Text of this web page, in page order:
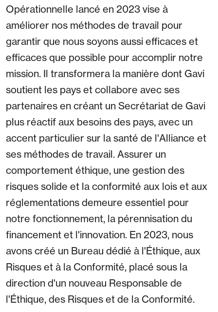
Opérationnelle lancé en 2023 vise à
améliorer nos méthodes de travail pour
garantir que nous soyons aussi efficaces et
efficaces que possible pour accomplir notre
mission. Il transformera la manière dont Gavi
soutient les pays et collabore avec ses
partenaires en créant un Secrétariat de Gavi
plus réactif aux besoins des pays, avec un
accent particulier sur la santé de l'Alliance et
ses méthodes de travail. Assurer un
comportement éthique, une gestion des
risques solide et la conformité aux lois et aux
réglementations demeure essentiel pour
notre fonctionnement, la pérennisation du
financement et l'innovation. En 2023, nous
avons créé un Bureau dédié à l'Éthique, aux
Risques et à la Conformité, placé sous la
direction d'un nouveau Responsable de
l'Éthique, des Risques et de la Conformité.